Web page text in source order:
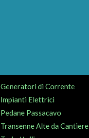
Generatori di Corrente
Impianti Elettrici
Pedane Passacavo
Transenne Alte da Cantiere